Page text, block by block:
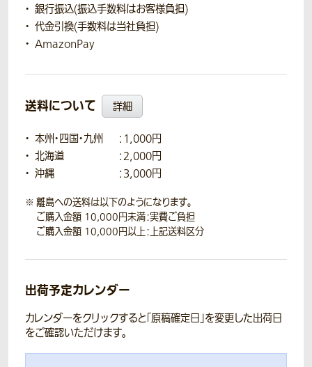
銀行振込(振込手数料はお客様負担)
代金引換(手数料は当社負担)
AmazonPay
送料について 詳細
本州・四国・九州
：1,000円
北海道
：2,000円
沖縄
：3,000円
離島への送料は以下のようになります。
ご購入金額 10,000円未満：実費ご負担
ご購入金額 10,000円以上：上記送料区分
出荷予定カレンダー
カレンダーをクリックすると「原稿確定日」を変更した出荷日
をご確認いただけます。